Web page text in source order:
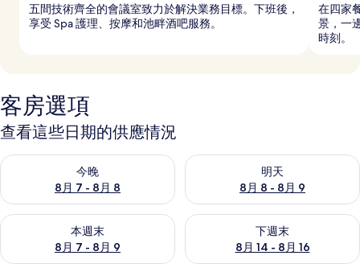
五間技術齊全的會議室致力於解決業務目標。下班後，
享受 Spa 護理、按摩和池畔酒吧服務。
在四家
景，一
時刻。
客房選項
查看這些日期的供應情況
今晚
8月 7 - 8月 8
查看今晚 (8月 7 - 8月 8) 的供應情況
明天
8月 8 - 8月 9
查看明天 (8月 8 - 8月 9) 的供
本週末
8月 7 - 8月 9
查看本週末 (8月 7 - 8月 9) 的供應情況
下週末
8月 14 - 8月 16
查看下週末 (8月 14 - 8月 16)